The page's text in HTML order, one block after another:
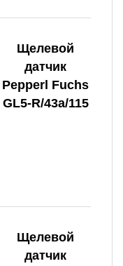
Щелевой
датчик
Pepperl Fuchs
GL5-R/43a/115
Щелевой
датчик